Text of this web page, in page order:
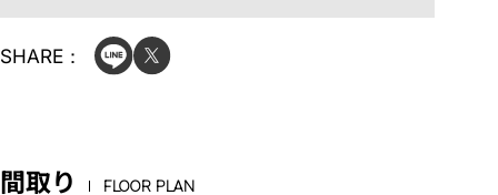
SHARE：
間取り FLOOR PLAN